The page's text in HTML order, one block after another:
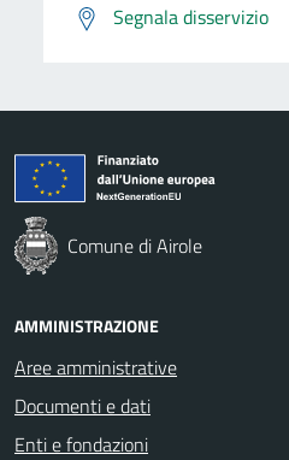
Segnala disservizio
Comune di Airole
AMMINISTRAZIONE
Aree amministrative
Documenti e dati
Enti e fondazioni